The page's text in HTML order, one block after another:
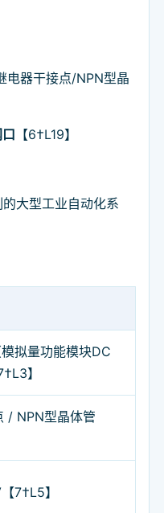
电器干接点/NPN型晶
口 【6†L19】
大型工业自动化系
拟量功能模块DC
】
/ NPN型晶体管
7†L5】